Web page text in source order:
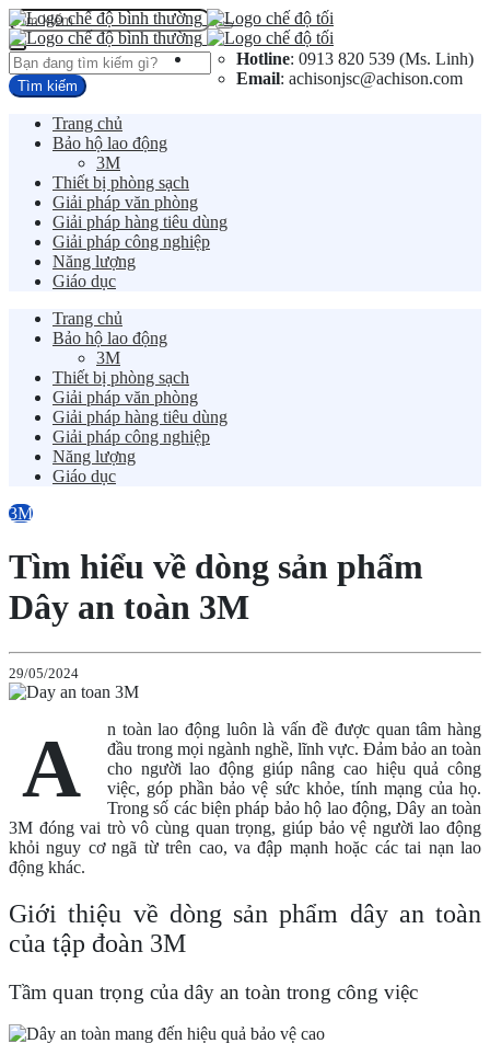
Hotline: 0913 820 539 (Ms. Linh)
Email: achisonjsc@achison.com
Trang chủ
Bảo hộ lao động
3M
Thiết bị phòng sạch
Giải pháp văn phòng
Giải pháp hàng tiêu dùng
Giải pháp công nghiệp
Năng lượng
Giáo dục
Trang chủ
Bảo hộ lao động
3M
Thiết bị phòng sạch
Giải pháp văn phòng
Giải pháp hàng tiêu dùng
Giải pháp công nghiệp
Năng lượng
Giáo dục
3M
Tìm hiểu về dòng sản phẩm
Dây an toàn 3M
29/05/2024
A
n toàn lao động luôn là vấn đề được quan tâm hàng
đầu trong mọi ngành nghề, lĩnh vực. Đảm bảo an toàn
cho người lao động giúp nâng cao hiệu quả công
việc, góp phần bảo vệ sức khỏe, tính mạng của họ.
Trong số các biện pháp bảo hộ lao động, Dây an toàn
3M đóng vai trò vô cùng quan trọng, giúp bảo vệ người lao động
khỏi nguy cơ ngã từ trên cao, va đập mạnh hoặc các tai nạn lao
động khác.
Giới thiệu về dòng sản phẩm dây an toàn
của tập đoàn 3M
Tầm quan trọng của dây an toàn trong công việc